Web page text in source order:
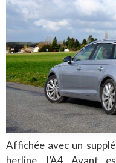
Affichée avec un